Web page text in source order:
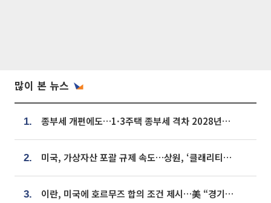
많이 본 뉴스
1. 종부세 개편에도…1·3주택 종부세 격차 2028년부터 확대
2. 미국, 가상자산 포괄 규제 속도…상원, ‘클래리티법’ 9월 절차투표 추진
3. 이란, 미국에 호르무즈 합의 조건 제시…美 “경기 아직 안 끝나” [종합]